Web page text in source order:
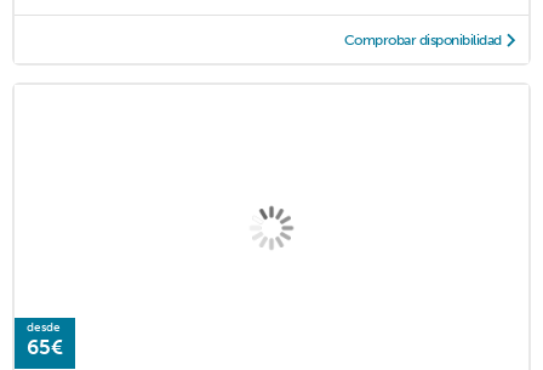
Comprobar disponibilidad
desde
65€